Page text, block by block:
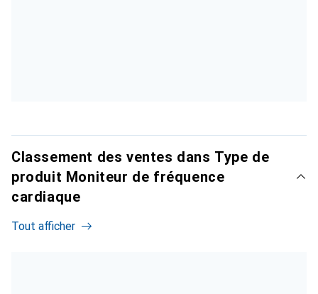
Classement des ventes dans Type de
produit Moniteur de fréquence
cardiaque
Tout afficher